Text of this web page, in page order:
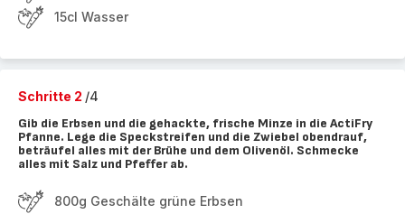
15cl Wasser
Schritte 2 /4
Gib die Erbsen und die gehackte, frische Minze in die ActiFry
Pfanne. Lege die Speckstreifen und die Zwiebel obendrauf,
beträufel alles mit der Brühe und dem Olivenöl. Schmecke
alles mit Salz und Pfeffer ab.
800g Geschälte grüne Erbsen